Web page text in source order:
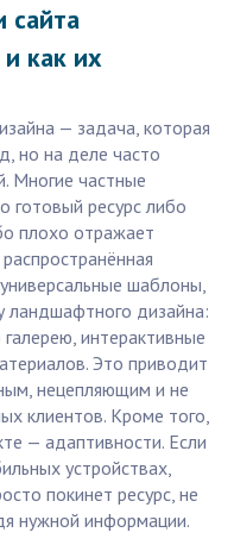
сайта
как их
— задача, которая
но на деле часто
Многие частные
готовый ресурс либо
плохо отражает
шаблоны,
ландшафтного дизайна:
интерактивные
Это приводит
нецепляющим и не
клиентов. Кроме того,
— адаптивности. Если
устройствах,
покинет ресурс, не
нужной информации.